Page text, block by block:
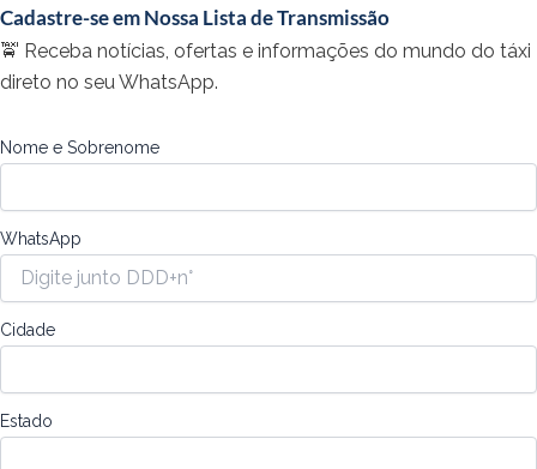
Cadastre-se em Nossa Lista de Transmissão
🚖 Receba notícias, ofertas e informações do mundo do táxi
direto no seu WhatsApp.
Nome e Sobrenome
WhatsApp
Cidade
Estado